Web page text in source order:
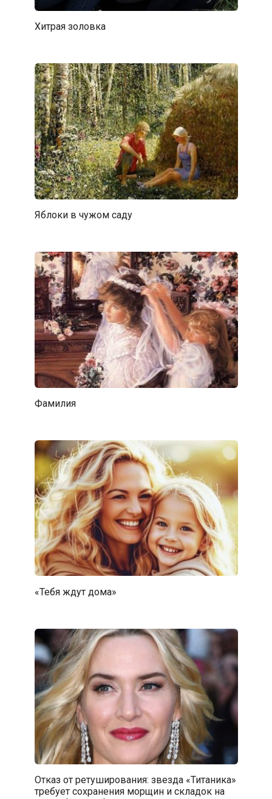
Хитрая золовка
Яблоки в чужом саду
Фамилия
«Тебя ждут дома»
Отказ от ретуширования: звезда «Титаника»
требует сохранения морщин и складок на